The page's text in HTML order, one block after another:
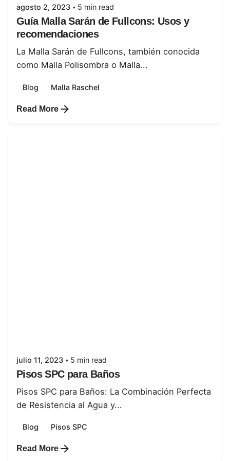
agosto 2, 2023 5 min read
Guía Malla Sarán de Fullcons: Usos y
recomendaciones
La Malla Sarán de Fullcons, también conocida
como Malla Polisombra o Malla...
Blog Malla Raschel
Read More
julio 11, 2023 5 min read
Pisos SPC para Baños
Pisos SPC para Baños: La Combinación Perfecta
de Resistencia al Agua y...
Blog Pisos SPC
Read More